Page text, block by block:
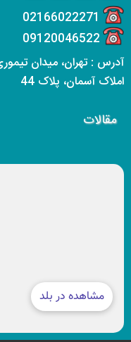
02166022271
09120046522
آدرس : تهران، میدان
املاک آسمان، پلاک 44
مقالات